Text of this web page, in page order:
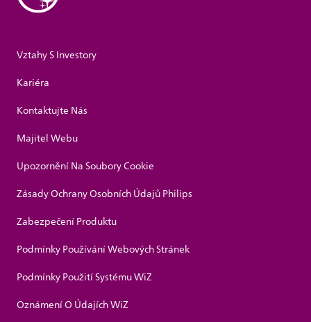
Vztahy S Investory
Kariéra
Kontaktujte Nás
Majitel Webu
Upozornění Na Soubory Cookie
Zásady Ochrany Osobních Údajů Philips
Zabezpečení Produktu
Podmínky Používání Webových Stránek
Podmínky Použití Systému WiZ
Oznámení O Údajích WiZ